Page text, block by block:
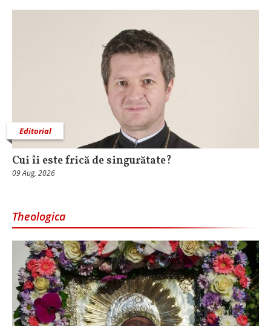
Editorial
Cui îi este frică de singurătate?
09 Aug, 2026
Theologica